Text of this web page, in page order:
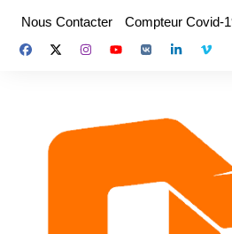
contenu
Nous Contacter Compteur Covid-